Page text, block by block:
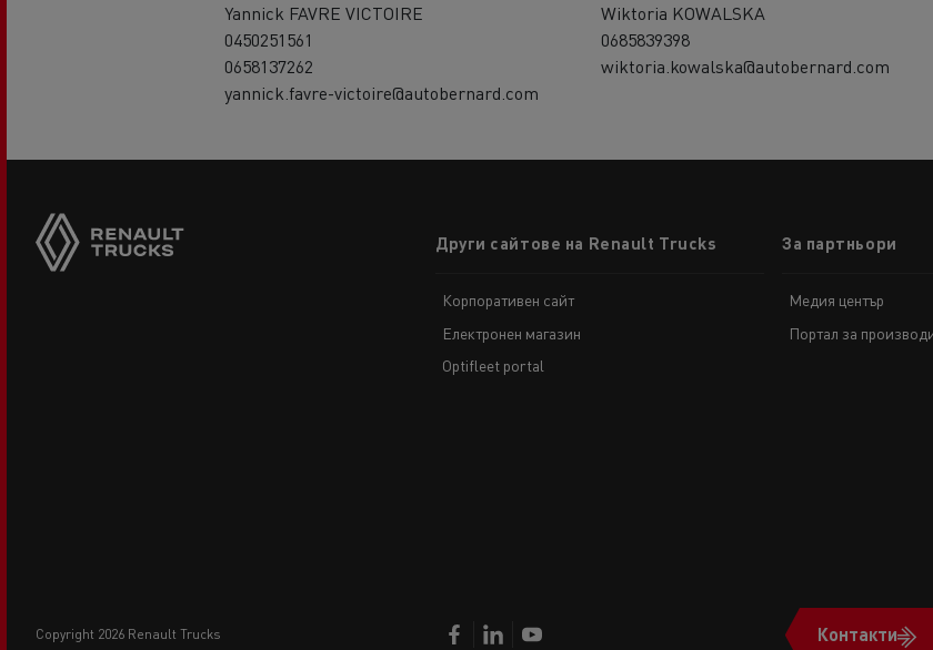
Yannick FAVRE VICTOIRE
0450251561
0658137262
yannick.favre-victoire@autobernard.com
Wiktoria KOWALSKA
0685839398
wiktoria.kowalska@autobernard.com
copyright 2026 Renault Trucks
menuДруги сайтове на Renault Trucks
Корпоративен сайт
Електронен магазин
Optifleet portal
За партньори
Медия център
Портал за
Контакти